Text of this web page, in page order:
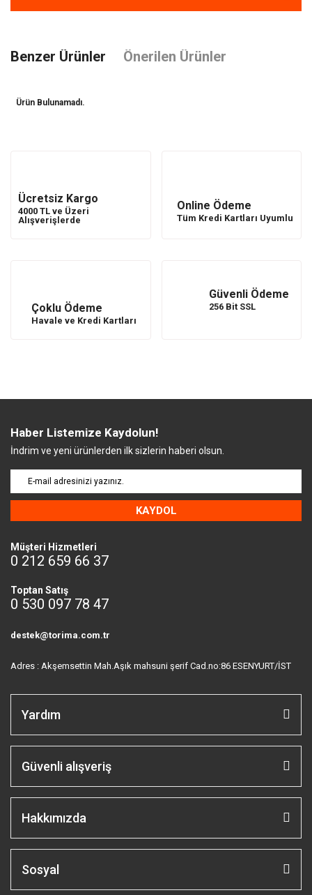
Benzer Ürünler Önerilen Ürünler
Ürün Bulunamadı.
Ücretsiz Kargo
4000 TL ve Üzeri
Alışverişlerde
Online Ödeme
Tüm Kredi Kartları Uyumlu
Çoklu Ödeme
Havale ve Kredi Kartları
Güvenli Ödeme
256 Bit SSL
Haber Listemize Kaydolun!
İndrim ve yeni ürünlerden ilk sizlerin haberi olsun.
KAYDOL
Müşteri Hizmetleri
0 212 659 66 37
Toptan Satış
0 530 097 78 47
destek@torima.com.tr
Adres : Akşemsettin Mah.Aşık mahsuni şerif Cad.no:86 ESENYURT/İST
Yardım
Güvenli alışveriş
Hakkımızda
Sosyal